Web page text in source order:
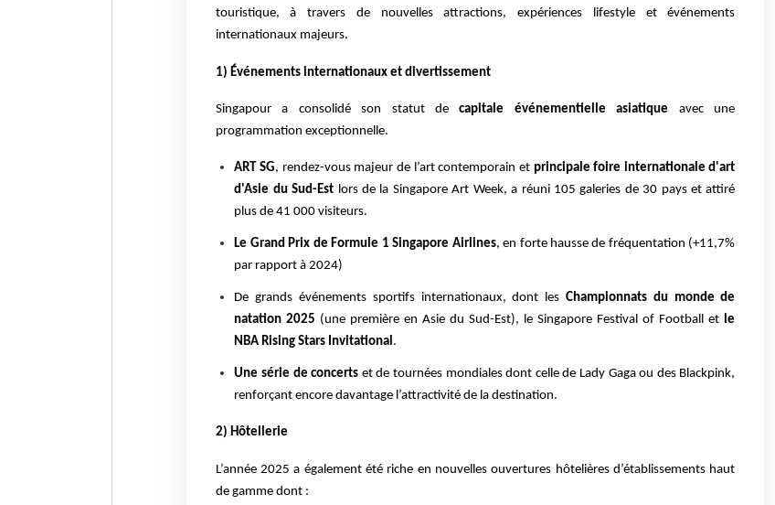
touristique, à travers de nouvelles attractions, expériences lifestyle et événements
internationaux majeurs.
1) Événements internationaux et divertissement
Singapour a consolidé son statut decapitale événementielle asiatique avec une
programmation exceptionnelle.
ART SG, rendez-vous majeur de l’art contemporain et principale foire internationale d'art
d'Asie du Sud-Est lors de la Singapore Art Week, a réuni 105 galeries de 30 pays et attiré
plus de 41 000 visiteurs.
Le Grand Prix de Formule 1 Singapore Airlines, en forte hausse de fréquentation (+11,7%
par rapport à 2024)
De grands événements sportifs internationaux, dont les Championnats du monde de
natation 2025 (une première en Asie du Sud-Est), le Singapore Festival of Football et le
NBA Rising Stars Invitational .
Une série de concerts et de tournées mondiales dont celle de Lady Gaga ou des Blackpink,
renforçant encore davantage l’attractivité de la destination.
2) Hôtellerie
L’année 2025 a également été riche en nouvelles ouvertures hôtelières d’établissements haut
de gamme dont :